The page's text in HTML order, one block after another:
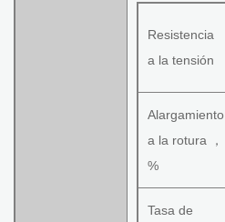
Resistencia
a la tensión
Alargamiento
a la rotura ，
%
Tasa de